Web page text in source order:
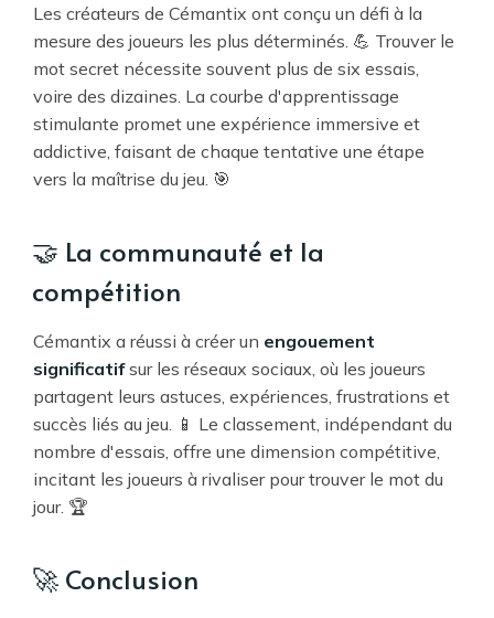
Les créateurs de Cémantix ont conçu un défi à la
mesure des joueurs les plus déterminés. 💪 Trouver le
mot secret nécessite souvent plus de six essais,
voire des dizaines. La courbe d'apprentissage
stimulante promet une expérience immersive et
addictive, faisant de chaque tentative une étape
vers la maîtrise du jeu. 🎯
🤝 La communauté et la
compétition
Cémantix a réussi à créer un engouement
significatifsur les réseaux sociaux, où les joueurs
partagent leurs astuces, expériences, frustrations et
succès liés au jeu. 📱 Le classement, indépendant du
nombre d'essais, offre une dimension compétitive,
incitant les joueurs à rivaliser pour trouver le mot du
jour. 🏆
🚀 Conclusion